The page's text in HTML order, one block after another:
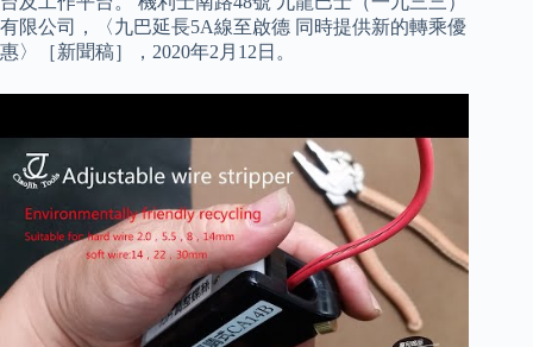
有限公司，〈九巴延長5A線至啟德 同時提供新的轉乘優
惠〉［新聞稿］，2020年2月12日。